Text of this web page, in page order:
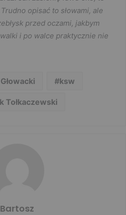
opisać to słowami, ale
przed oczami, jakbym
i po walce praktycznie nie
ksw
Tołkaczewski
Bartosz